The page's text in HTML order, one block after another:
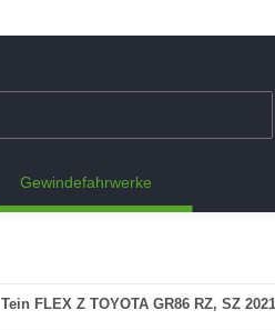
Gewindefahrwerke
Tein FLEX Z TOYOTA GR86 RZ, SZ